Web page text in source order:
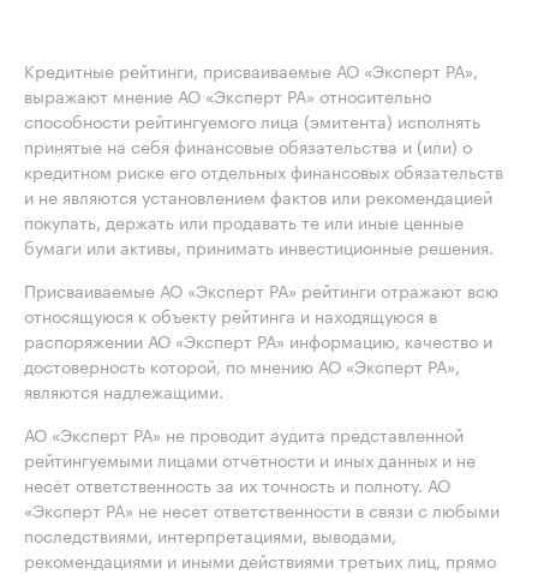
Кредитные рейтинги, присваиваемые АО «Эксперт РА»,
выражают мнение АО «Эксперт РА» относительно
способности рейтингуемого лица (эмитента) исполнять
принятые на себя финансовые обязательства и (или) о
кредитном риске его отдельных финансовых обязательств
и не являются установлением фактов или рекомендацией
покупать, держать или продавать те или иные ценные
бумаги или активы, принимать инвестиционные решения.
Присваиваемые АО «Эксперт РА» рейтинги отражают всю
относящуюся к объекту рейтинга и находящуюся в
распоряжении АО «Эксперт РА» информацию, качество и
достоверность которой, по мнению АО «Эксперт РА»,
являются надлежащими.
АО «Эксперт РА» не проводит аудита представленной
рейтингуемыми лицами отчётности и иных данных и не
несёт ответственность за их точность и полноту. АО
«Эксперт РА» не несет ответственности в связи с любыми
последствиями, интерпретациями, выводами,
рекомендациями и иными действиями третьих лиц, прямо